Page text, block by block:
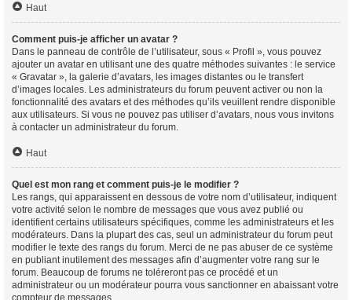
Haut
Comment puis-je afficher un avatar ?
Dans le panneau de contrôle de l’utilisateur, sous « Profil », vous pouvez
ajouter un avatar en utilisant une des quatre méthodes suivantes : le service
« Gravatar », la galerie d’avatars, les images distantes ou le transfert
d’images locales. Les administrateurs du forum peuvent activer ou non la
fonctionnalité des avatars et des méthodes qu’ils veuillent rendre disponible
aux utilisateurs. Si vous ne pouvez pas utiliser d’avatars, nous vous invitons
à contacter un administrateur du forum.
Haut
Quel est mon rang et comment puis-je le modifier ?
Les rangs, qui apparaissent en dessous de votre nom d’utilisateur, indiquent
votre activité selon le nombre de messages que vous avez publié ou
identifient certains utilisateurs spécifiques, comme les administrateurs et les
modérateurs. Dans la plupart des cas, seul un administrateur du forum peut
modifier le texte des rangs du forum. Merci de ne pas abuser de ce système
en publiant inutilement des messages afin d’augmenter votre rang sur le
forum. Beaucoup de forums ne toléreront pas ce procédé et un
administrateur ou un modérateur pourra vous sanctionner en abaissant votre
compteur de messages.